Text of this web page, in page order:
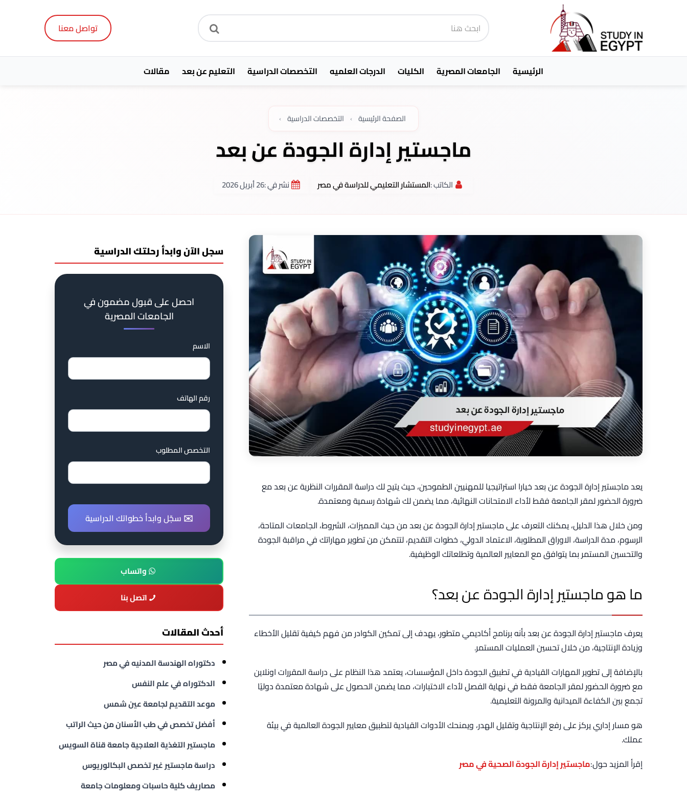
تواصل معنا
الرئيسية الجامعات المصرية الكليات الدرجات العلميه التخصصات الدراسية التعليم عن بعد مقالات
الصفحة الرئيسية › التخصصات الدراسية ›
ماجستير إدارة الجودة عن بعد
الكاتب :المستشار التعليمي للدراسة في مصر نشر في :26 أبريل 2026
يعد ماجستير إدارة الجودة عن بعد خيارا استراتيجيا للمهنيين الطموحين، حيث يتيح لك دراسة المقررات النظرية عن بعد مع
ضرورة الحضور لمقر الجامعة فقط لأداء الامتحانات النهائية، مما يضمن لك شهادة رسمية ومعتمدة.
ومن خلال هذا الدليل، يمكنك التعرف على ماجستير إدارة الجودة عن بعد من حيث المميزات، الشروط، الجامعات المتاحة،
الرسوم، مدة الدراسة، الاوراق المطلوبة، الاعتماد الدولي، خطوات التقديم، لتتمكن من تطوير مهاراتك في مراقبة الجودة
والتحسين المستمر بما يتوافق مع المعايير العالمية وتطلعاتك الوظيفية.
ما هو ماجستير إدارة الجودة عن بعد؟
يعرف ماجستير إدارة الجودة عن بعد بأنه برنامج أكاديمي متطور، يهدف إلى تمكين الكوادر من فهم كيفية تقليل الأخطاء
وزيادة الإنتاجية، من خلال تحسين العمليات المستمر.
بالإضافة إلى تطوير المهارات القيادية في تطبيق الجودة داخل المؤسسات، يعتمد هذا النظام على دراسة المقررات اونلاين
مع ضرورة الحضور لمقر الجامعة فقط في نهاية الفصل لأداء الاختبارات، مما يضمن الحصول على شهادة معتمدة دوليًا
تجمع بين الكفاءة الميدانية والمرونة التعليمية.
هو مسار إداري يركز على رفع الإنتاجية وتقليل الهدر، ويمنحك الأدوات القيادية لتطبيق معايير الجودة العالمية في بيئة
عملك.
إقرأ المزيد حول:ماجستير إدارة الجودة الصحية في مصر
سجل الآن وابدأ رحلتك الدراسية
احصل على قبول مضمون في
الجامعات المصرية
الاسم
رقم الهاتف
التخصص المطلوب
✉️ سجّل وابدأ خطواتك الدراسية
واتساب
اتصل بنا
أحدث المقالات
دكتوراه الهندسة المدنيه في مصر
الدكتوراه في علم النفس
موعد التقديم لجامعة عين شمس
أفضل تخصص في طب الأسنان من حيث الراتب
ماجستير التغذية العلاجية جامعة قناة السويس
دراسة ماجستير غير تخصص البكالوريوس
مصاريف كلية حاسبات ومعلومات جامعة